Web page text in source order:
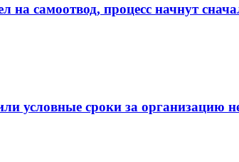
самоотвод, процесс начнут
условные сроки за организацию